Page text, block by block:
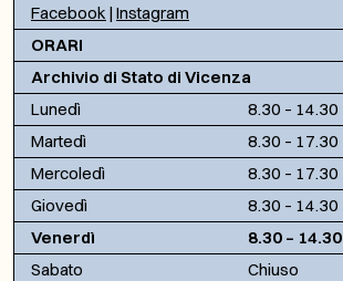
Facebook | Instagram
ORARI
Archivio di Stato di Vicenza
Lunedì
8.30 – 14.30
Martedì
8.30 – 17.30
Mercoledì
8.30 – 17.30
Giovedì
8.30 – 14.30
Venerdì
8.30 – 14.30
Sabato
Chiuso